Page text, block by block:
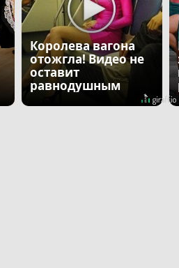
Королева вагона
отожгла! Видео не
оставит
равнодушным